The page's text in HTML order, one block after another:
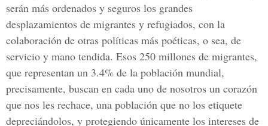
serán más ordenados y seguros los grandes
desplazamientos de migrantes y refugiados, con la
colaboración de otras políticas más poéticas, o sea, de
servicio y mano tendida. Esos 250 millones de migrantes,
que representan un 3.4% de la población mundial,
precisamente, buscan en cada uno de nosotros un corazón
que nos les rechace, una población que no los etiquete
depreciándolos, y protegiendo únicamente los intereses de